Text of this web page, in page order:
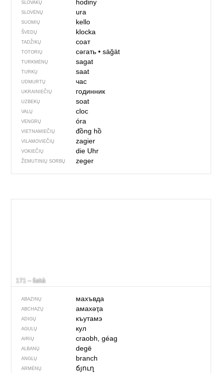
SLOVAKŲ hodiny
SLOVĖNŲ ura
SUOMIŲ kello
ŠVEDŲ klocka
TADŽIKŲ соат
TOTORIŲ сәгать• säğät
TURKMĖNŲ sagat
TURKŲ saat
UDMURTŲ час
UKRAINIEČIŲ годинник
UZBEKŲ soat
VALŲ cloc
VENGRŲ óra
VIETNAMIEČIŲ đồng hồ
VILAMOVIEČIŲ zagier
VOKIEČIŲ die Uhr
ŽEMUTINIŲ SORBŲ zeger
171 – šakà
ABAZINŲ махъвда
ABCHAZŲ амахәҭа
ADIGŲ къутамэ
AGULŲ кул
AIRIŲ craobh, géag
ALBANŲ degë
ANGLŲ branch
ARMĖNŲ ճյուղ